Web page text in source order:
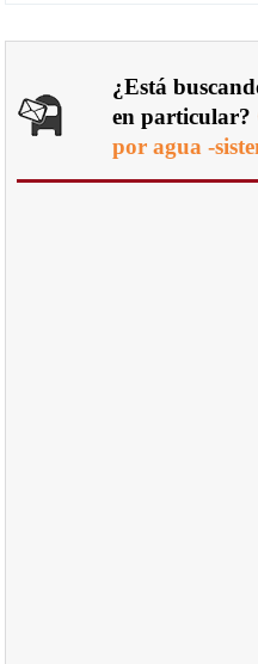
¿Está
en particular?
por agua -